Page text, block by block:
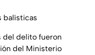
balísticas
del delito fueron
del Ministerio